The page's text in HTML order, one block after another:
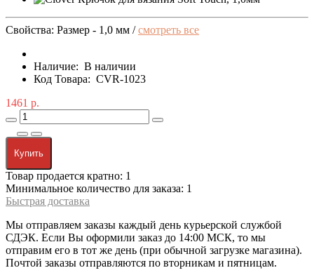
Свойства: Размер - 1,0 мм /смотреть все
Наличие: В наличии
Код Товара: CVR-1023
1461 р.
Купить
Товар продается кратно: 1
Минимальное количество для заказа: 1
Быстрая доставка
Мы отправляем заказы каждый день курьерской службой
СДЭК. Если Вы оформили заказ до 14:00 МСК, то мы
отправим его в тот же день (при обычной загрузке магазина).
Почтой заказы отправляются по вторникам и пятницам.